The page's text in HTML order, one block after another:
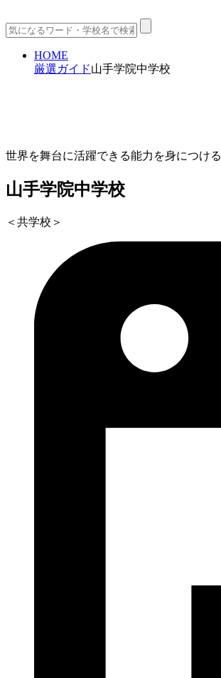
HOME
厳選ガイド山手学院中学校
世界を舞台に活躍できる能力を身につける
山手学院中学校
＜共学校＞